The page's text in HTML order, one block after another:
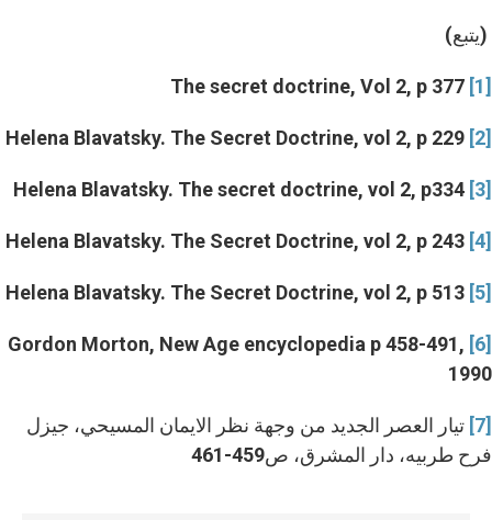
(يتبع)
[1]
[2]
[3]
[4]
[5]
[6]
Gordon Morton, New Age encyclopedia p 458-491,
1990
[7]
تيار العصر الجديد من وجهة نظر الايمان المسيحي، جيزل
فرح طربيه، دار المشرق، ص459-461